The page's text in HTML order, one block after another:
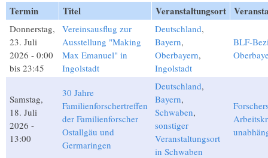
Termin Titel Veranstaltungsort
Donnerstag,
23. Juli
2026 - 0:00
bis 23:45
Vereinsausflug zur
Ausstellung "Making
Max Emanuel" in
Ingolstadt
Deutschland,
Bayern,
Oberbayern,
Ingolstadt
BLF-
Samstag,
18. Juli
2026 -
13:00
30 Jahre
Familienforschertreffen
der Familienforscher
Ostallgäu und
Germaringen
Deutschland,
Bayern,
Schwaben,
sonstiger
Veranstaltungsort
in Schwaben